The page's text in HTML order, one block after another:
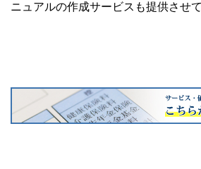
ニュアルの作成サービスも提供させ